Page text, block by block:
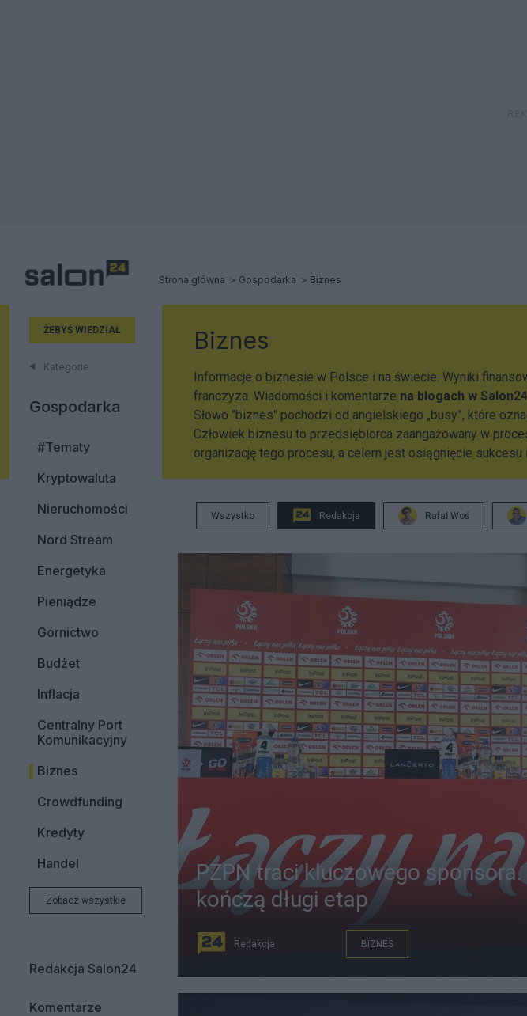
Strona główna Gospodarka Biznes
ŻEBYŚ WIEDZIAŁ
Kategorie
Gospodarka
#Tematy
Kryptowaluta
Nieruchomości
Nord Stream
Energetyka
Pieniądze
Górnictwo
Budżet
Inflacja
Centralny Port
Komunikacyjny
Biznes
Crowdfunding
Kredyty
Handel
Zobacz wszystkie
Redakcja Salon24
Komentarze
Biznes
Informacje o biznesie w Polsce i na świecie. Wyniki
franczyza. Wiadomości i komentarze na blogach w Salon24
Słowo "biznes" pochodzi od angielskiego „busy”, które
Człowiek biznesu to przedsiębiorca zaangażowany w
organizację tego procesu, a celem jest osiągnięcie sukcesu
Wszystko Redakcja Rafał Woś
PZPN traci kluczowego
kończą długi etap
Redakcja BIZNES